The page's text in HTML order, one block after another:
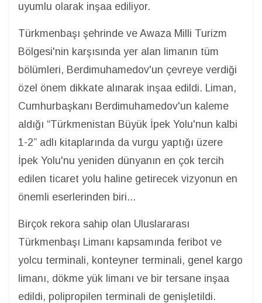
uyumlu olarak inşaa ediliyor.
Türkmenbaşı şehrinde ve Awaza Milli Turizm
Bölgesi'nin karşısında yer alan limanın tüm
bölümleri, Berdimuhamedov'un çevreye verdiği
özel önem dikkate alınarak inşaa edildi. Liman,
Cumhurbaşkanı Berdimuhamedov'un kaleme
aldığı “Türkmenistan Büyük İpek Yolu'nun kalbi
1-2” adlı kitaplarında da vurgu yaptığı üzere
İpek Yolu'nu yeniden dünyanın en çok tercih
edilen ticaret yolu haline getirecek vizyonun en
önemli eserlerinden biri...
Birçok rekora sahip olan Uluslararası
Türkmenbaşı Limanı kapsamında feribot ve
yolcu terminali, konteyner terminali, genel kargo
limanı, dökme yük limanı ve bir tersane inşaa
edildi, polipropilen terminali de genişletildi.